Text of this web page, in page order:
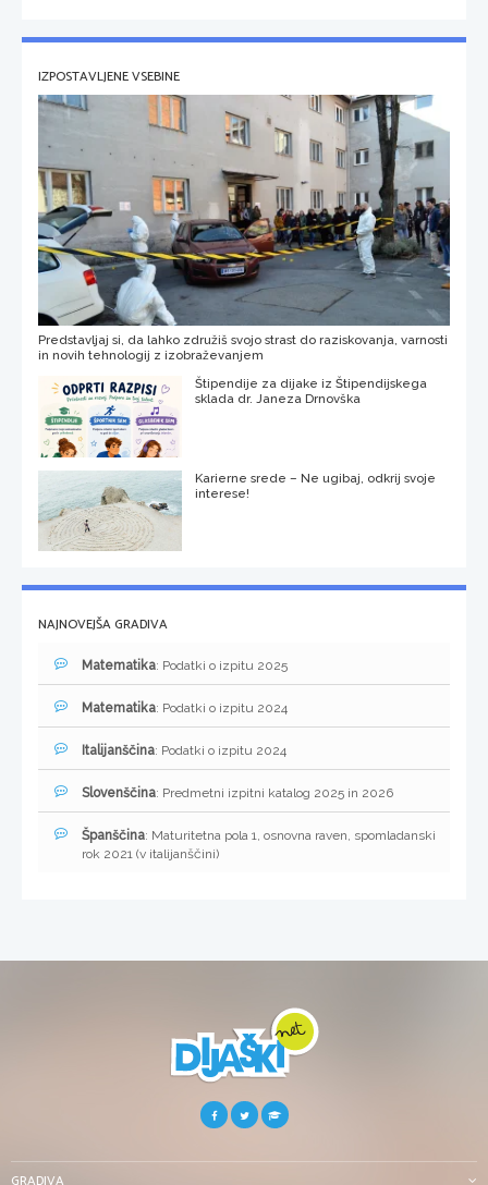
IZPOSTAVLJENE VSEBINE
Predstavljaj si, da lahko združiš svojo strast do raziskovanja, varnosti
in novih tehnologij z izobraževanjem
Štipendije za dijake iz Štipendijskega
sklada dr. Janeza Drnovška
Karierne srede – Ne ugibaj, odkrij svoje
interese!
NAJNOVEJŠA GRADIVA
Matematika: Podatki o izpitu 2025
Matematika: Podatki o izpitu 2024
Italijanščina: Podatki o izpitu 2024
Slovenščina: Predmetni izpitni katalog 2025 in 2026
Španščina: Maturitetna pola 1, osnovna raven, spomladanski
rok 2021 (v italijanščini)